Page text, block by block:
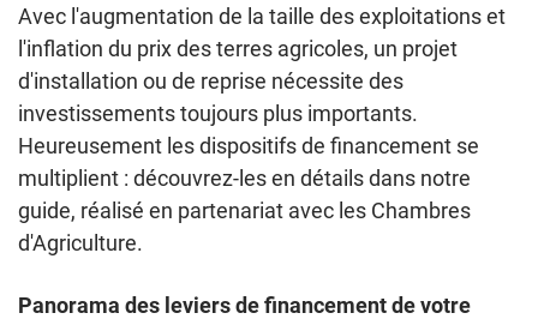
Avec l'augmentation de la taille des exploitations et
l'inflation du prix des terres agricoles, un projet
d'installation ou de reprise nécessite des
investissements toujours plus importants.
Heureusement les dispositifs de financement se
multiplient : découvrez-les en détails dans notre
guide, réalisé en partenariat avec les Chambres
d'Agriculture.
Panorama des leviers de financement de votre